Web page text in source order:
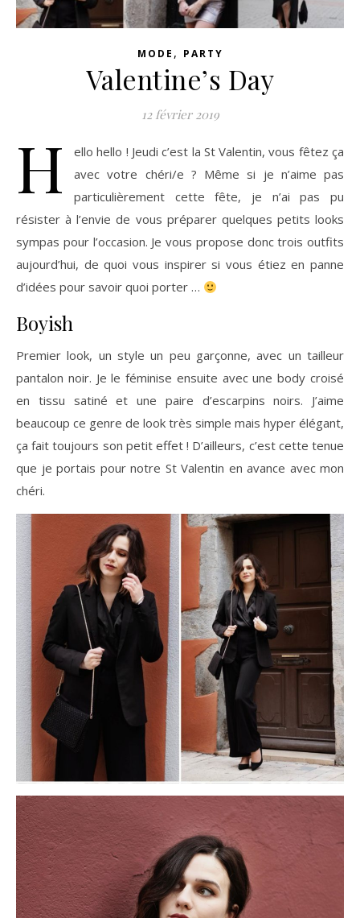
MODE , PARTY
Valentine’s Day
12 février 2019
H
ello hello ! Jeudi c’est la St Valentin, vous fêtez ça
avec votre chéri/e ? Même si je n’aime pas
particulièrement cette fête, je n’ai pas pu
résister à l’envie de vous préparer quelques petits looks
sympas pour l’occasion. Je vous propose donc trois outfits
aujourd’hui, de quoi vous inspirer si vous étiez en panne
d’idées pour savoir quoi porter …
Boyish
Premier look, un style un peu garçonne, avec un tailleur
pantalon noir. Je le féminise ensuite avec une body croisé
en tissu satiné et une paire d’escarpins noirs. J’aime
beaucoup ce genre de look très simple mais hyper élégant,
ça fait toujours son petit effet ! D’ailleurs, c’est cette tenue
que je portais pour notre St Valentin en avance avec mon
chéri.